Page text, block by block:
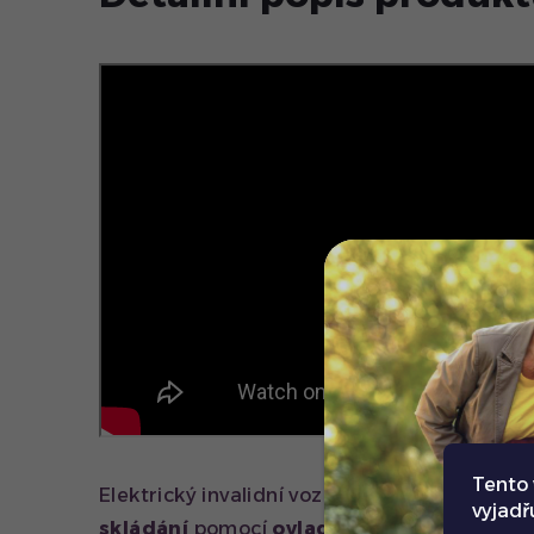
Tento
Elektrický invalidní vozík 8000FRvám
skládání pomocí ovladače. U modelu